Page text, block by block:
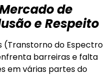
de
e Respeito
(Transtorno do Espectro
barreiras e falta
em várias partes do